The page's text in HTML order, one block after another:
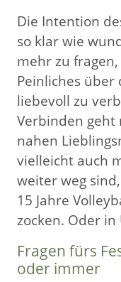
Die Intention
so klar wie
mehr zu
Peinliches über
liebevoll zu
Verbinden
nahen
vielleicht auch
weiter weg
15 Jahre
zocken. Oder
Fragen fürs
oder immer